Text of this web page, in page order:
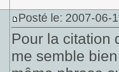
Posté le: 2007-06-
Pour la citation
me semble